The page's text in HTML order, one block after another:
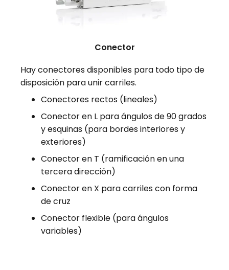
Conector
Hay conectores disponibles para todo tipo de
disposición para unir carriles.
Conectores rectos (lineales)
Conector en L para ángulos de 90 grados
y esquinas (para bordes interiores y
exteriores)
Conector en T (ramificación en una
tercera dirección)
Conector en X para carriles con forma
de cruz
Conector flexible (para ángulos
variables)